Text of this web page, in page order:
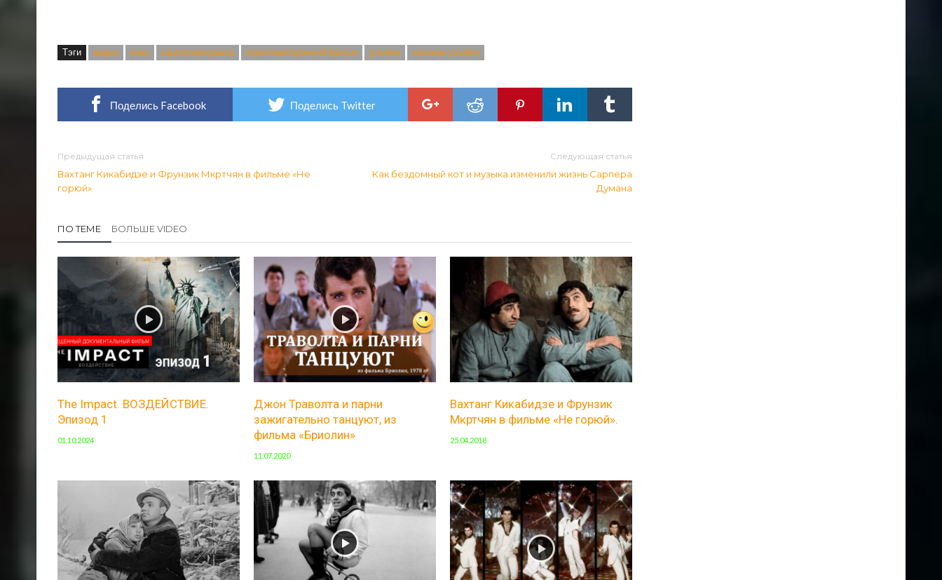
Тэги видео кино короткометражка короткометражный фильм улыбка человек улыбка
Поделись Facebook Поделись Twitter
Предыдущая статья
Вахтанг Кикабидзе и Фрунзик Мкртчян в фильме «Не
горюй».
Следующая статья
Как бездомный кот и музыка изменили жизнь Сарпера
Думана
ПО ТЕМЕ БОЛЬШЕ VIDEO
The Impact. ВОЗДЕЙСТВИЕ.
Эпизод 1
01.10.2024
Джон Траволта и парни
зажигательно танцуют, из
фильма «Бриолин»
11.07.2020
Вахтанг Кикабидзе и Фрунзик
Мкртчян в фильме «Не горюй».
25.04.2018